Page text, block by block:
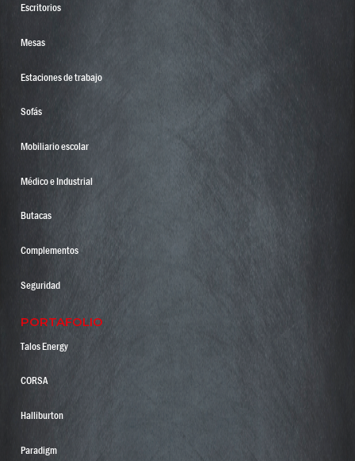
Escritorios
Mesas
Estaciones de trabajo
Sofás
Mobiliario escolar
Médico e Industrial
Butacas
Complementos
Seguridad
PORTAFOLIO
Talos Energy
CORSA
Halliburton
Paradigm